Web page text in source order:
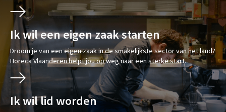
Ik wil een eigen zaak starten
Droom je van een eigen zaak in de smakelijkste sector van het land?
Horeca Vlaanderen helpt jou op weg naar een sterke start.
Ik wil lid worden